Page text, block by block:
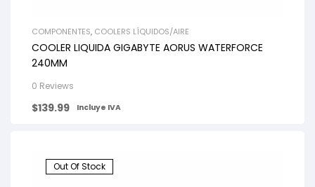
COMPONENTES, COOLERS LÍQUIDOS/AIRE
COOLER LIQUIDA GIGABYTE AORUS WATERFORCE
240MM
0 Reviews
$139.99 Incluye IVA
Out Of Stock